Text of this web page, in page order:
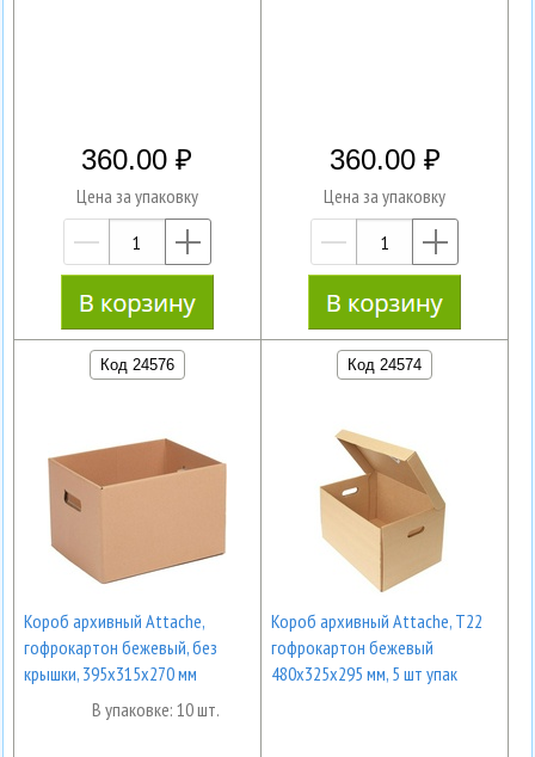
360.00
Цена за упаковку
—
360.00
Цена за упаковку
—
Код 24576
Короб архивный Attache,
гофрокартон бежевый, без
крышки, 395х315х270 мм
В упаковке: 10 шт.
Код 24574
Короб архивный Attache, Т22
гофрокартон бежевый
480х325х295 мм, 5 шт упак